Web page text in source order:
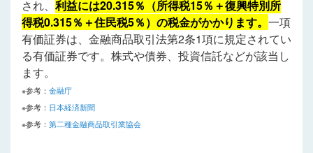
され、 利益には20.315％（所得税15％＋復興特別所
得税0.315％＋住民税5％）の税金がかかります。 一項
有価証券は、金融商品取引法第2条1項に規定されてい
る有価証券です。株式や債券、投資信託などが該当し
ます。
※参考： 金融庁
※参考： 日本経済新聞
※参考： 第二種金融商品取引業協会